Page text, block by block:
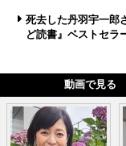
死去した丹羽宇一郎
ど読書』ベストセラ
動画で見る